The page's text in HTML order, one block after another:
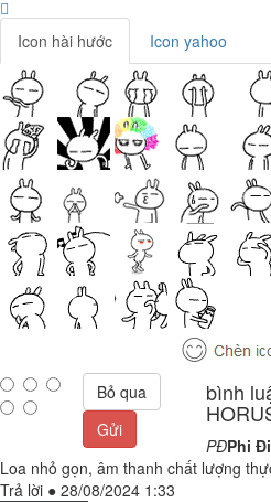
Icon hài hước Icon yahoo
Bỏ qua
Gửi
bình
PĐPhi
Loa nhỏ gọn, âm thanh chất lượng
Trả lời ● 28/08/2024 1:33